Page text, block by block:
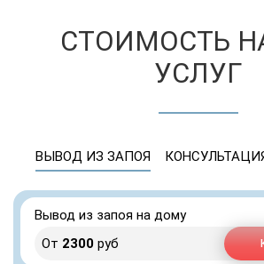
СТОИМОСТЬ
УСЛУГ
ВЫВОД ИЗ ЗАПОЯ
Вывод из запоя на дому
От 2300 руб